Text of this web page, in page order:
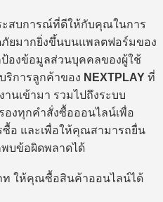
สบการณ์ที่ดีให้กับคุณในการ
ยมากยิ่งขึ้นบนแพลตฟอร์มของ
ป้องข้อมูลส่วนบุคคลของผู้ใช้
ริการลูกค้าของ NEXTPLAY ที่
นเข้ามา รวมไปถึงระบบ
งทุกคำสั่งซื้อออนไลน์เพื่อ
อ และเพื่อให้คุณสามารถยื่น
บข้อผิดพลาดได้
ให้คุณซื้อสินค้าออนไลน์ได้